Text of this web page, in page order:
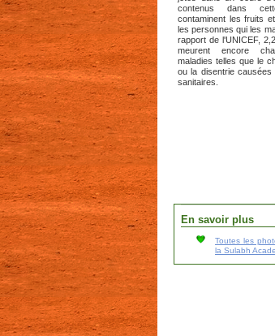
contenus dans
contaminent les fruits
les personnes qui les
rapport de l'UNICEF,
meurent encore
maladies telles que le
ou la disentrie
sanitaires.
En savoir plus
Toutes les
la Sulabh